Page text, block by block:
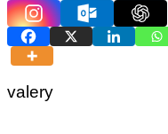
valery